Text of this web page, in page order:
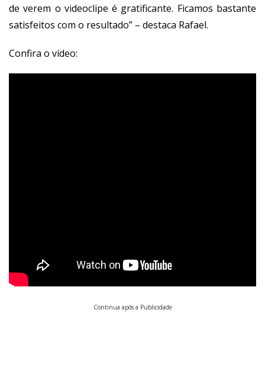
de verem o videoclipe é gratificante. Ficamos bastante
satisfeitos com o resultado” – destaca Rafael.
Confira o vídeo:
Continua após a Publicidade